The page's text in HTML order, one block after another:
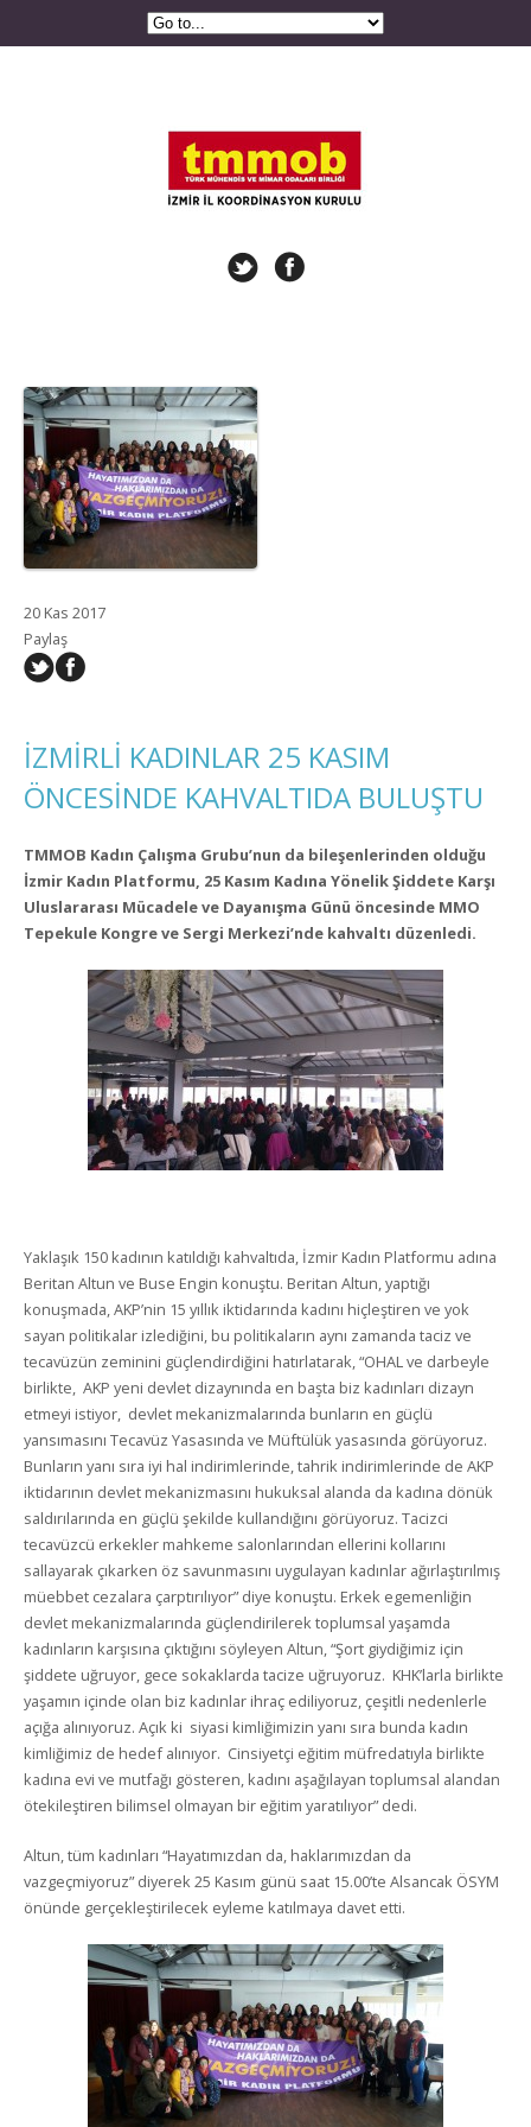
20 Kas 2017
Paylaş
İZMİRLİ KADINLAR 25 KASIM
ÖNCESİNDE KAHVALTIDA BULUŞTU
TMMOB Kadın Çalışma Grubu’nun da bileşenlerinden olduğu
İzmir Kadın Platformu, 25 Kasım Kadına Yönelik Şiddete Karşı
Uluslararası Mücadele ve Dayanışma Günü öncesinde MMO
Tepekule Kongre ve Sergi Merkezi’nde kahvaltı düzenledi.
Yaklaşık 150 kadının katıldığı kahvaltıda, İzmir Kadın Platformu adına
Beritan Altun ve Buse Engin konuştu. Beritan Altun, yaptığı
konuşmada, AKP’nin 15 yıllık iktidarında kadını hiçleştiren ve yok
sayan politikalar izlediğini, bu politikaların aynı zamanda taciz ve
tecavüzün zeminini güçlendirdiğini hatırlatarak, “OHAL ve darbeyle
birlikte, AKP yeni devlet dizaynında en başta biz kadınları dizayn
etmeyi istiyor, devlet mekanizmalarında bunların en güçlü
yansımasını Tecavüz Yasasında ve Müftülük yasasında görüyoruz.
Bunların yanı sıra iyi hal indirimlerinde, tahrik indirimlerinde de AKP
iktidarının devlet mekanizmasını hukuksal alanda da kadına dönük
saldırılarında en güçlü şekilde kullandığını görüyoruz. Tacizci
tecavüzcü erkekler mahkeme salonlarından ellerini kollarını
sallayarak çıkarken öz savunmasını uygulayan kadınlar ağırlaştırılmış
müebbet cezalara çarptırılıyor” diye konuştu. Erkek egemenliğin
devlet mekanizmalarında güçlendirilerek toplumsal yaşamda
kadınların karşısına çıktığını söyleyen Altun, “Şort giydiğimiz için
şiddete uğruyor, gece sokaklarda tacize uğruyoruz. KHK’larla birlikte
yaşamın içinde olan biz kadınlar ihraç ediliyoruz, çeşitli nedenlerle
açığa alınıyoruz. Açık ki siyasi kimliğimizin yanı sıra bunda kadın
kimliğimiz de hedef alınıyor. Cinsiyetçi eğitim müfredatıyla birlikte
kadına evi ve mutfağı gösteren, kadını aşağılayan toplumsal alandan
ötekileştiren bilimsel olmayan bir eğitim yaratılıyor” dedi.
Altun, tüm kadınları “Hayatımızdan da, haklarımızdan da
vazgeçmiyoruz” diyerek 25 Kasım günü saat 15.00’te Alsancak ÖSYM
önünde gerçekleştirilecek eyleme katılmaya davet etti.